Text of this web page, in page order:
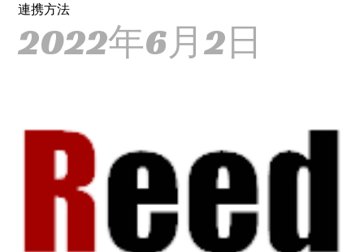
連携方法
2022年6月2日